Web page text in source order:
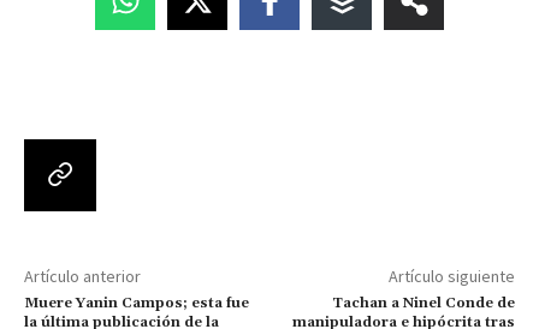
Artículo anterior
Muere Yanin Campos; esta fue
la última publicación de la
Artículo siguiente
Tachan a Ninel Conde de
manipuladora e hipócrita tras